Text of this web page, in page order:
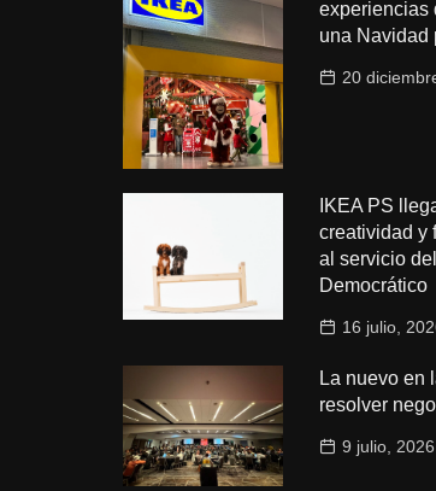
experiencias
una Navidad
20
IKEA PS
creatividad y
al servicio
Democrático
16 julio,
La nuevo en
resolver
9 julio, 2026